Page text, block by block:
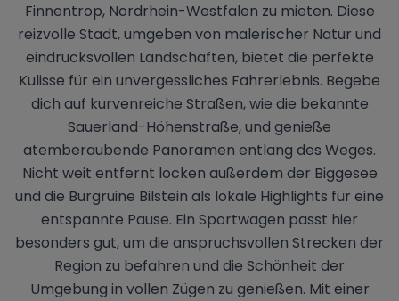
Finnentrop, Nordrhein-Westfalen zu mieten. Diese
reizvolle Stadt, umgeben von malerischer Natur und
eindrucksvollen Landschaften, bietet die perfekte
Kulisse für ein unvergessliches Fahrerlebnis. Begebe
dich auf kurvenreiche Straßen, wie die bekannte
Sauerland-Höhenstraße, und genieße
atemberaubende Panoramen entlang des Weges.
Nicht weit entfernt locken außerdem der Biggesee
und die Burgruine Bilstein als lokale Highlights für eine
entspannte Pause. Ein Sportwagen passt hier
besonders gut, um die anspruchsvollen Strecken der
Region zu befahren und die Schönheit der
Umgebung in vollen Zügen zu genießen. Mit einer